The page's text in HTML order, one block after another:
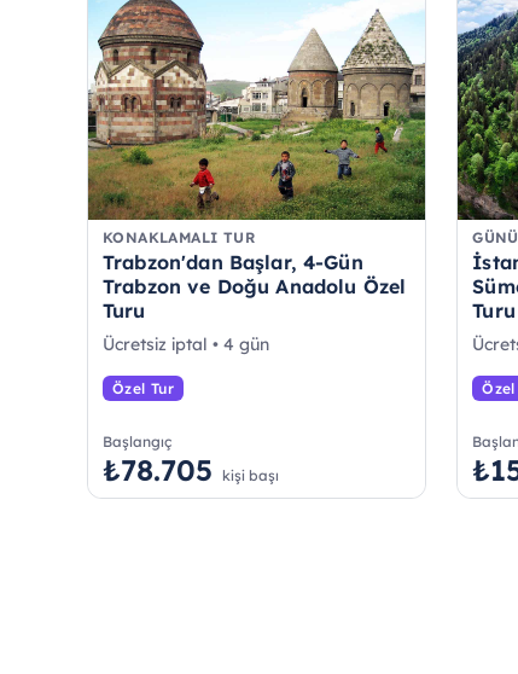
KONAKLAMALI TUR
Trabzon'dan Başlar, 4-Gün
Trabzon ve Doğu Anadolu Özel
Turu
Ücretsiz iptal • 4 gün
Özel Tur
Başlangıç
₺78.705 kişi başı
Turu